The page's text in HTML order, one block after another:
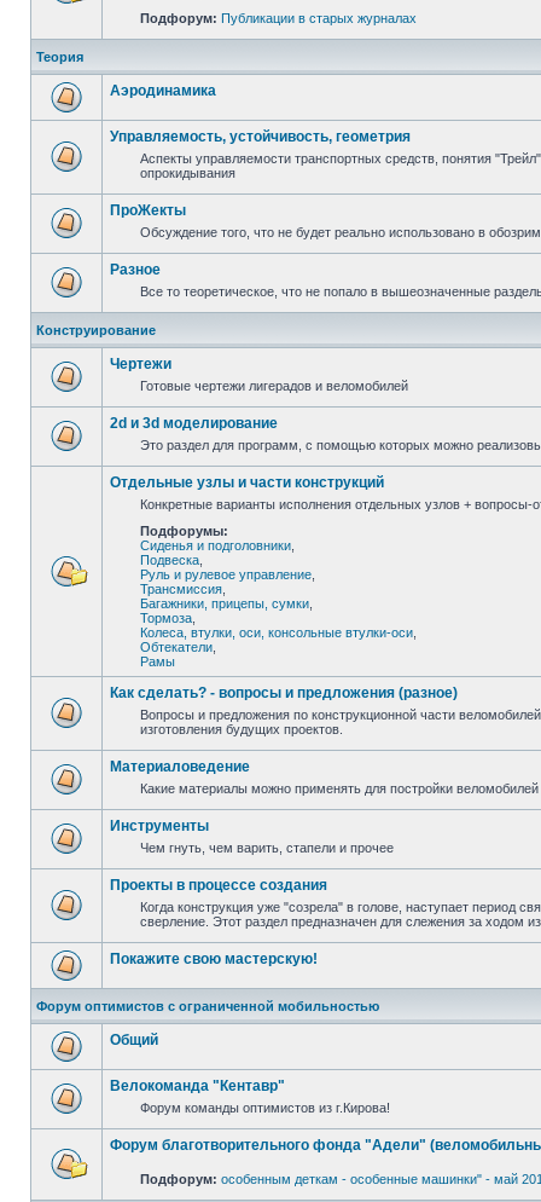
Подфорум: Публикации в старых журналах
Теория
Аэродинамика
Управляемость, устойчивость, геометрия
Аспекты управляемости транспортных средств, понятия
опрокидывания
ПроЖекты
Обсуждение того, что не будет реально использовано в
Разное
Все то теоретическое, что не попало в вышеозначенные
Конструирование
Чертежи
Готовые чертежи лигерадов и веломобилей
2d и 3d моделирование
Это раздел для программ, с помощью которых можно
Отдельные узлы и части конструкций
Конкретные варианты исполнения отдельных узлов + вопросы-
Подфорумы:
Сиденья и подголовники
Подвеска
Руль и рулевое управление
Трансмиссия
Багажники, прицепы, сумки
Тормоза
Колеса, втулки, оси, консольные втулки-оси
Обтекатели
Рамы
Как сделать? - вопросы и предложения (разное)
Вопросы и предложения по конструкционной части
изготовления будущих проектов.
Материаловедение
Какие материалы можно применять для постройки
Инструменты
Чем гнуть, чем варить, стапели и прочее
Проекты в процессе создания
Когда конструкция уже "созрела" в голове, наступает период
сверление. Этот раздел предназначен для слежения за ходом
Покажите свою мастерскую!
Форум оптимистов с ограниченной мобильностью
Общий
Велокоманда "Кентавр"
Форум команды оптимистов из г.Кирова!
Форум благотворительного фонда "Адели"
Подфорум: особенным деткам - особенные машинки" - май